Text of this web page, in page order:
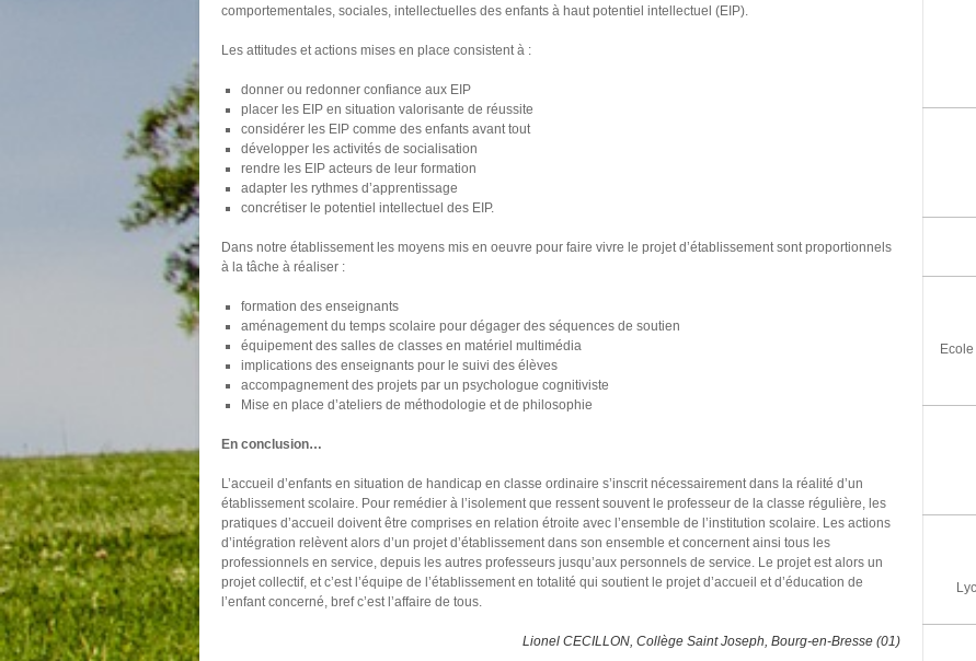
comportementales, sociales, intellectuelles des enfants à haut potentiel intellectuel (EIP).
Les attitudes et actions mises en place consistent à :
donner ou redonner confiance aux EIP
placer les EIP en situation valorisante de réussite
considérer les EIP comme des enfants avant tout
développer les activités de socialisation
rendre les EIP acteurs de leur formation
adapter les rythmes d’apprentissage
concrétiser le potentiel intellectuel des EIP.
Dans notre établissement les moyens mis en oeuvre pour faire vivre le projet d’établissement sont proportionnels
à la tâche à réaliser :
formation des enseignants
aménagement du temps scolaire pour dégager des séquences de soutien
équipement des salles de classes en matériel multimédia
implications des enseignants pour le suivi des élèves
accompagnement des projets par un psychologue cognitiviste
Mise en place d’ateliers de méthodologie et de philosophie
En conclusion…
L’accueil d’enfants en situation de handicap en classe ordinaire s’inscrit nécessairement dans la réalité d’un
établissement scolaire. Pour remédier à l’isolement que ressent souvent le professeur de la classe régulière, les
pratiques d’accueil doivent être comprises en relation étroite avec l’ensemble de l’institution scolaire. Les actions
d’intégration relèvent alors d’un projet d’établissement dans son ensemble et concernent ainsi tous les
professionnels en service, depuis les autres professeurs jusqu’aux personnels de service. Le projet est alors un
projet collectif, et c’est l’équipe de l’établissement en totalité qui soutient le projet d’accueil et d’éducation de
l’enfant concerné, bref c’est l’affaire de tous.
Lionel CECILLON, Collège Saint Joseph, Bourg-en-Bresse (01)